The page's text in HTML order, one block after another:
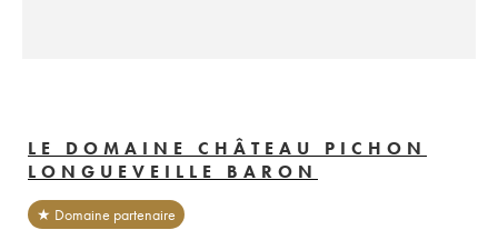
LE DOMAINE CHÂTEAU PICHON
LONGUEVEILLE BARON
★ Domaine partenaire